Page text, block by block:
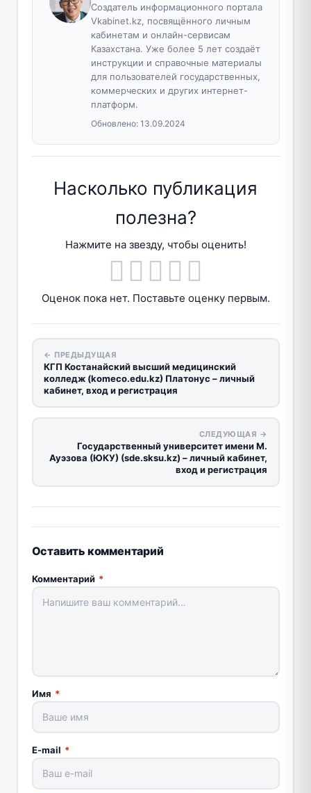
Создатель информационного портала
Vkabinet.kz, посвящённого личным
кабинетам и онлайн-сервисам
Казахстана. Уже более 5 лет создаёт
инструкции и справочные материалы
для пользователей государственных,
коммерческих и других интернет-
платформ.
Обновлено: 13.09.2024
Насколько публикация
полезна?
Нажмите на звезду, чтобы оценить!
Оценок пока нет. Поставьте оценку первым.
← ПРЕДЫДУЩАЯ
КГП Костанайский высший медицинский
колледж (komeco.edu.kz) Платонус – личный
кабинет, вход и регистрация
СЛЕДУЮЩАЯ →
Государственный университет имени М.
Ауэзова (ЮКУ) (sde.sksu.kz) – личный кабинет,
вход и регистрация
Оставить комментарий
Комментарий *
Имя *
E-mail *